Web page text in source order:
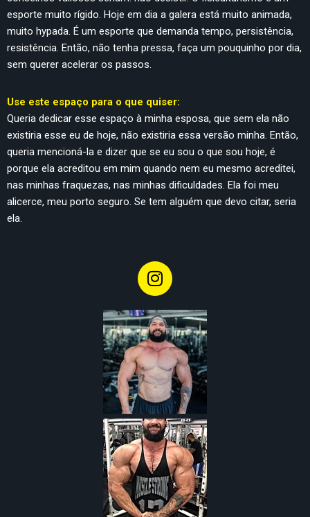
esporte muito rígido. Hoje em dia a galera está muito animada,
muito hypada. É um esporte que demanda tempo, persistência,
resistência. Então, não tenha pressa, faça um pouquinho por dia,
sem querer acelerar os passos.
Use este espaço para o que quiser:
Queria dedicar esse espaço à minha esposa, que sem ela não
existiria esse eu de hoje, não existiria essa versão minha. Então,
queria mencioná-la e dizer que se eu sou o que sou hoje, é
porque ela acreditou em mim quando nem eu mesmo acreditei,
nas minhas fraquezas, nas minhas dificuldades. Ela foi meu
alicerce, meu porto seguro. Se tem alguém que devo citar, seria
ela.